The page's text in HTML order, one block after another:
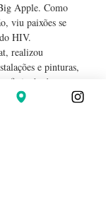
Apple. Como
viu paixões se
HIV.
realizou
e pinturas,
e body art.
a grandes nomes